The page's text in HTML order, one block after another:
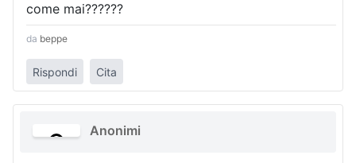
come mai??????
da beppe
Rispondi Cita
Anonimi